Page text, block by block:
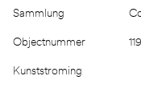
Sammlung
Objectnummer
Kunststroming